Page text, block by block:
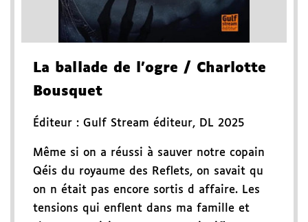
La ballade de l'ogre / Charlotte
Bousquet
Éditeur : Gulf Stream éditeur, DL 2025
Même si on a réussi à sauver notre copain
Qéis du royaume des Reflets, on savait qu
on n était pas encore sortis d affaire. Les
tensions qui enflent dans ma famille et